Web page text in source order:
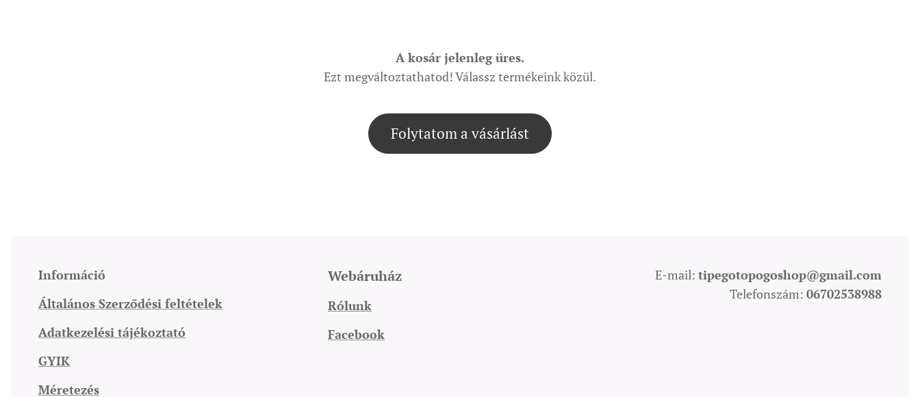
A kosár jelenleg üres.
Ezt megváltoztathatod! Válassz termékeink közül.
Folytatom a vásárlást
Információ
Általános Szerződési feltételek
Adatkezelési tájékoztató
GYIK
Méretezés
Webáruház
Rólunk
Facebook
E-mail: tipegotopogoshop@gmail.com
Telefonszám: 06702538988